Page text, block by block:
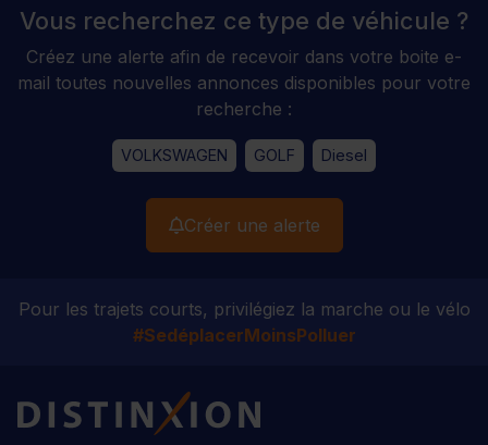
Vous recherchez ce type de véhicule ?
Créez une alerte afin de recevoir dans votre boite e-
mail toutes nouvelles annonces disponibles pour votre
recherche :
VOLKSWAGEN GOLF Diesel
Créer une alerte
Pour les trajets courts, privilégiez la marche ou le vélo
#SedéplacerMoinsPolluer
Distinxion